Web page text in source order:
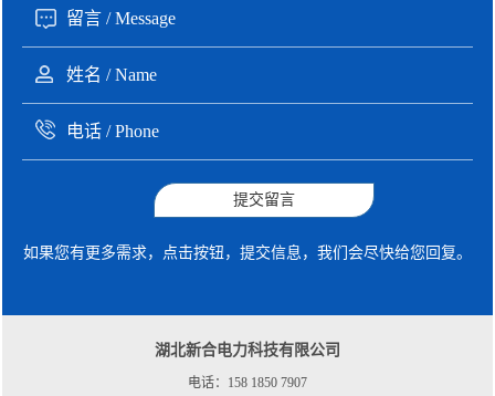
提交留言
如果您有更多需求，点击按钮，提交信息，我们会尽快给您回复。
湖北新合电力科技有限公司
电话：158 1850 7907